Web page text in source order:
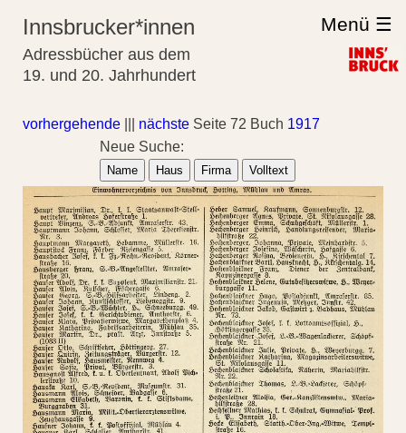
Innsbrucker*innen
Adressbücher aus dem
19. und 20. Jahrhundert
Menü ☰
vorhergehende nächste Seite 72 Buch 1917
Neue Suche:
Name Haus Firma Volltext